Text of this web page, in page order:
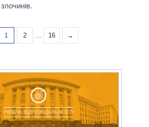
1 2 ... 16 →
РІВЕНЬ ВІДПОВІДАЛЬНОСТІ